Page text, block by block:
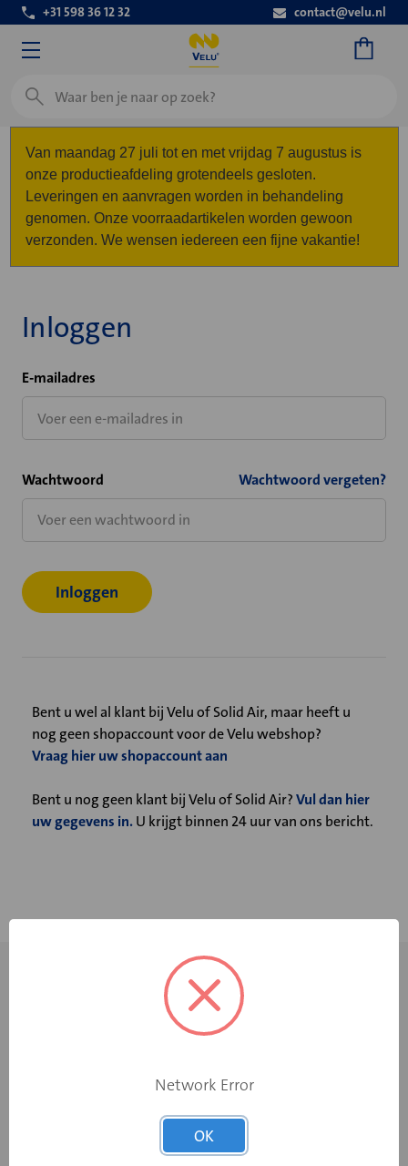
+31 598 36 12 32 contact@velu.nl
Zoeken
Van maandag 27 juli tot en met vrijdag 7 augustus is
onze productieafdeling grotendeels gesloten.
Leveringen en aanvragen worden in behandeling
genomen. Onze voorraadartikelen worden gewoon
verzonden. We wensen iedereen een fijne vakantie!
Inloggen
E-mailadres
Wachtwoord Wachtwoord vergeten?
Bent u wel al klant bij Velu of Solid Air, maar heeft u
nog geen shopaccount voor de Velu webshop?
Vraag hier uw shopaccount aan
Bent u nog geen klant bij Velu of Solid Air?Vul dan hier
uw gegevens in.U krijgt binnen 24 uur van ons bericht.
Network Error
OK